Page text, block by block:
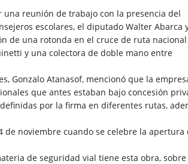
una reunión de trabajo con la presencia del
escolares, el diputado Walter Abarca
de una rotonda en el cruce de ruta nacional
y una colectora de doble mano entre
Gonzalo Atanasof, mencionó que la
que antes estaban bajo concesión
por la firma en diferentes rutas,
de noviembre cuando se celebre la apertura
de seguridad vial tiene esta obra,